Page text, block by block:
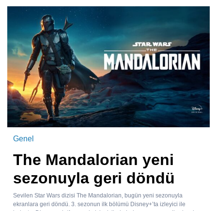
Genel
The Mandalorian yeni
sezonuyla geri döndü
Sevilen Star Wars dizisi The Mandalorian, bugün yeni sezonuyla
ekranlara geri döndü. 3. sezonun ilk bölümü Disney+’ta izleyici ile